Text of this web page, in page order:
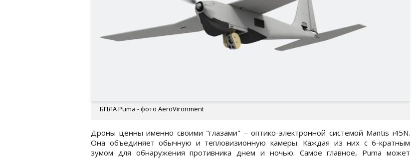
БПЛА Puma - фото AeroVironment
Дроны ценны именно своими "глазами" – оптико-электронной системой Mantis i45N.
Она объединяет обычную и тепловизионную камеры. Каждая из них с 6-кратным
зумом для обнаружения противника днем и ночью. Самое главное, Puma может